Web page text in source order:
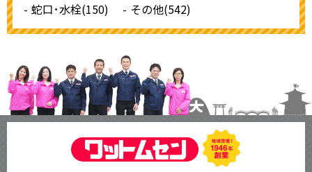
蛇口･水栓(150)
その他(542)